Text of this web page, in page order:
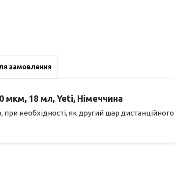
замовлення
мкм, 18 мл, Yeti, Німеччина
необхідності, як другий шар